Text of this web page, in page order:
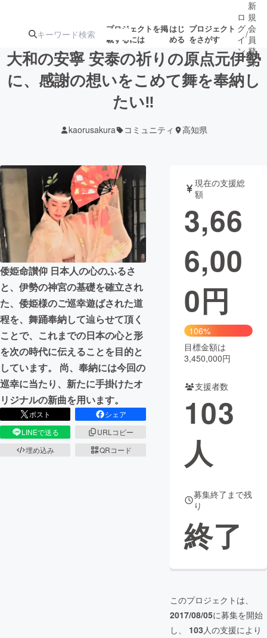
プロジェクトを掲
載するには
はじ
める
プロジェクト
をさがす
注目の新着プロ募集終了が近いプ
テクノロジー・ガジェット
映像・映画 書籍・雑誌
ビジネス・起業 チャレンジ
まちづくり・地域活性化
CAMPFIRE for Social Good
CAMPFIRE Creation
CAMPFIREふるさと納税machi-ya コミュニティ
ロ
グ
イ
ン
/
新
規
会
員
登
録
大和の安寧 安泰の祈りの原点元伊勢
に、感謝の想いをこめて舞を奉納し
たい‼️
kaorusakura コミュニティ 高知県
倭姫命讃仰 日本人の心のふるさ
と、伊勢の神宮の基礎を確立され
た、倭姫様のご巡幸遊ばされた道
程を、舞踊奉納して辿らせて頂く
ことで、これまでの日本の心と形
を次の時代に伝えることを目的と
しています。 尚、奉納には今回の
巡幸に当たり、新たに手掛けたオ
リジナルの新曲を用います。
ポスト
シェア
LINEで送る
URLコピー
埋め込み
QRコード
現在の支援総
額
3,66
6,00
0円
106%
目標金額は
3,450,000円
支援者数
103
人
募集終了まで残
り
終了
このプロジェクトは、
2017/08/05に募集を開始
し、 103人の支援により